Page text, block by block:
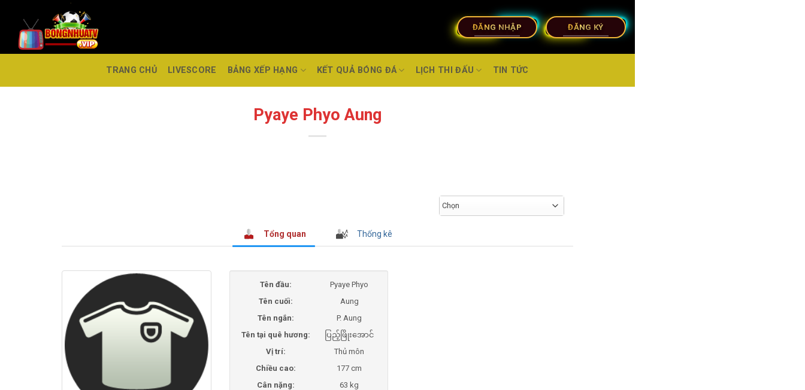
ĐĂNG NHẬP ĐĂNG KÝ
TRANG CHỦ LIVESCORE BẢNG XẾP HẠNG KẾT QUẢ BÓNG ĐÁ LỊCH THI ĐẤU TIN TỨC
Pyaye Phyo Aung
Chọn
Tổng quan Thống kê
Tên đầu:
Pyaye Phyo
Tên cuối:
Aung
Tên ngắn:
P. Aung
Tên tại quê hương:
ပြည့်ဖြိုးအောင်
Vị trí:
Thủ môn
Chiều cao:
177 cm
Cân nặng:
63 kg